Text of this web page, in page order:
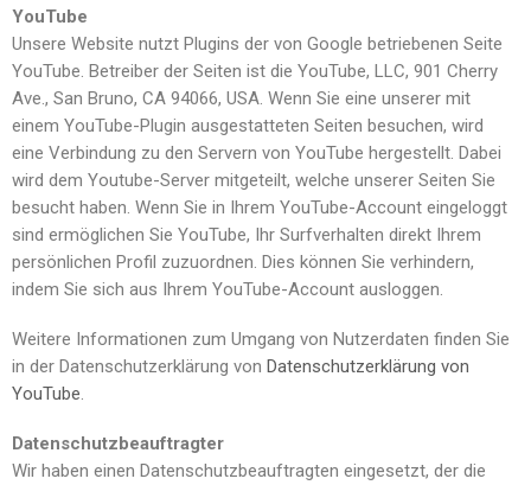
YouTube
Unsere Website nutzt Plugins der von Google betriebenen Seite
YouTube. Betreiber der Seiten ist die YouTube, LLC, 901 Cherry
Ave., San Bruno, CA 94066, USA. Wenn Sie eine unserer mit
einem YouTube-Plugin ausgestatteten Seiten besuchen, wird
eine Verbindung zu den Servern von YouTube hergestellt. Dabei
wird dem Youtube-Server mitgeteilt, welche unserer Seiten Sie
besucht haben. Wenn Sie in Ihrem YouTube-Account eingeloggt
sind ermöglichen Sie YouTube, Ihr Surfverhalten direkt Ihrem
persönlichen Profil zuzuordnen. Dies können Sie verhindern,
indem Sie sich aus Ihrem YouTube-Account ausloggen.
Weitere Informationen zum Umgang von Nutzerdaten finden Sie
in der Datenschutzerklärung von Datenschutzerklärung von
YouTube.
Datenschutzbeauftragter
Wir haben einen Datenschutzbeauftragten eingesetzt, der die